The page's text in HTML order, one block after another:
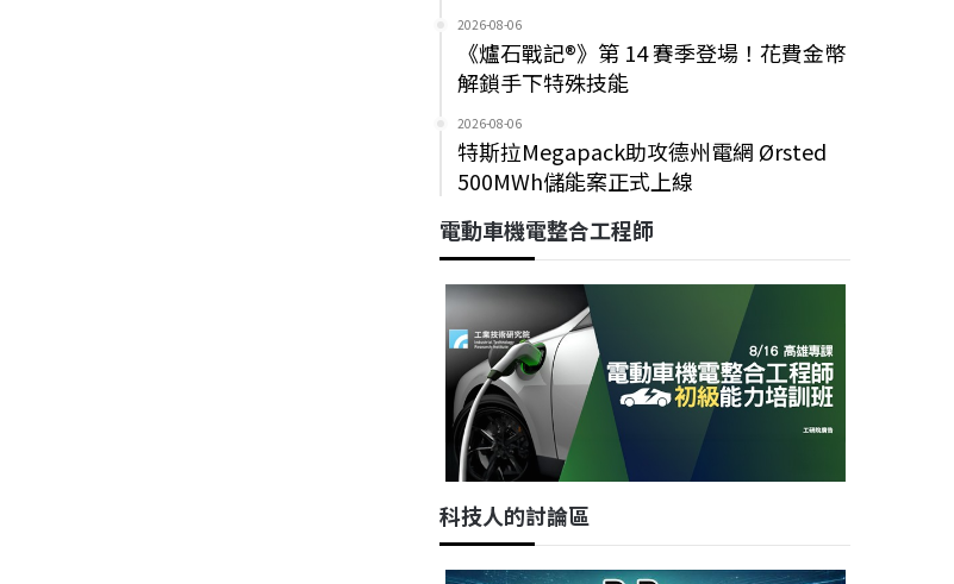
2026-08-06
《爐石戰記®》第 14 賽季登場！花費金幣
解鎖手下特殊技能
2026-08-06
特斯拉Megapack助攻德州電網 Ørsted
500MWh儲能案正式上線
電動車機電整合工程師
科技人的討論區